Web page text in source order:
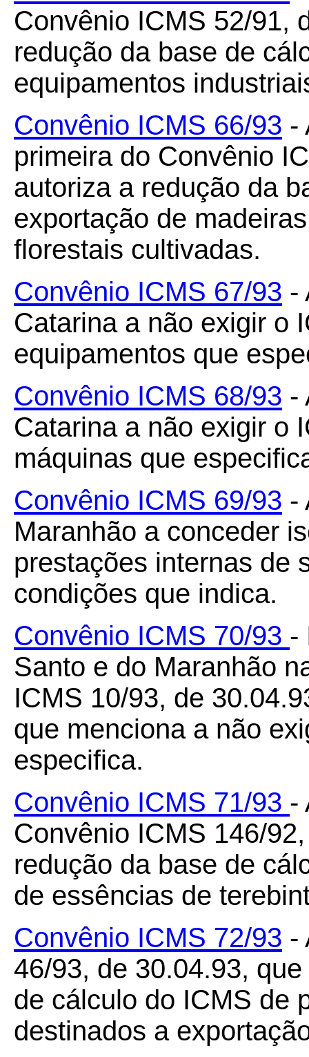
Convênio ICMS 52/91,
redução da base de
equipamentos
Convênio ICMS 66/93 -
primeira do Convênio
autoriza a redução da
exportação de
florestais cultivadas.
Convênio ICMS 67/93 -
Catarina a não exigir o
equipamentos que
Convênio ICMS 68/93 -
Catarina a não exigir o
máquinas que
Convênio ICMS 69/93 -
Maranhão a conceder
prestações internas de
condições que indica.
Convênio ICMS 70/93 -
Santo e do Maranhão
ICMS 10/93, de
que menciona a não
especifica.
Convênio ICMS 71/93 -
Convênio ICMS 146/
redução da base de
de essências de
Convênio ICMS 72/93 -
46/93, de 30.04.93,
de cálculo do ICMS de
destinados a